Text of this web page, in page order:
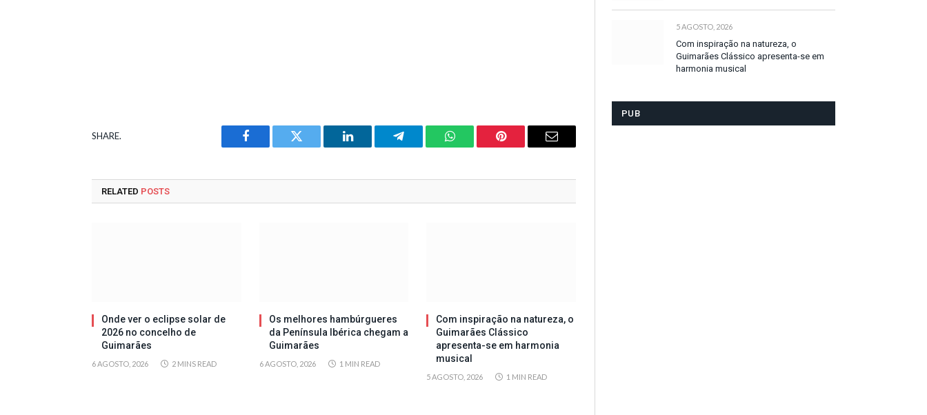
SHARE.
Facebook Twitter LinkedIn Telegram WhatsAppPinterest Email
RELATED POSTS
Onde ver o eclipse solar de
2026 no concelho de
Guimarães
6 AGOSTO, 2026 2 MINS READ
Os melhores hambúrgueres
da Península Ibérica chegam a
Guimarães
6 AGOSTO, 2026 1 MIN READ
Com inspiração na natureza, o
Guimarães Clássico
apresenta-se em harmonia
musical
5 AGOSTO, 2026 1 MIN READ
5 AGOSTO, 2026
Com inspiração na natureza, o
Guimarães Clássico apresenta-se em
harmonia musical
PUB